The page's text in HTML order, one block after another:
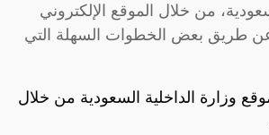
من خلال الموقع الإلكتروني
عن طريق بعض الخطوات السهلة التي
وزارة الداخلية السعودية من خلال